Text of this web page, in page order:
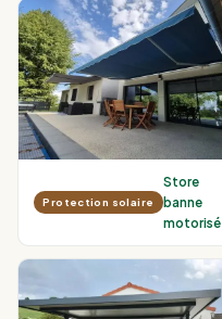
Protection solaire
Store
banne
motorisé